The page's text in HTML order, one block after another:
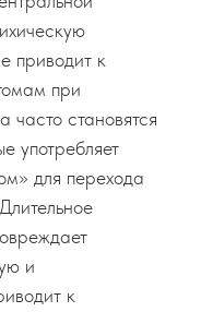
приводит к
при
часто становятся
употребляет
для перехода
и
к